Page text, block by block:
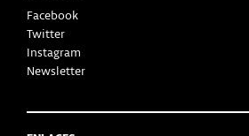
Facebook
Twitter
Instagram
Newsletter